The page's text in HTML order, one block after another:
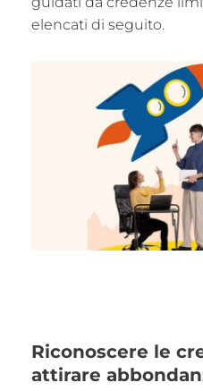
elencati di seguito.
Riconoscere le
attirare